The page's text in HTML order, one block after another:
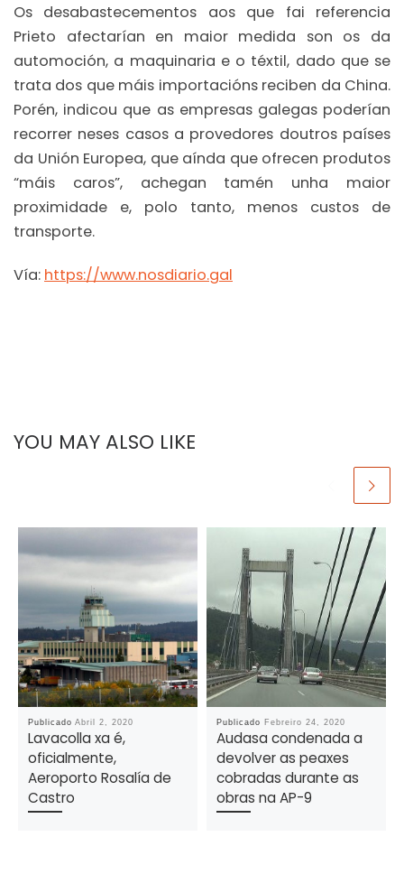
Os desabastecementos aos que fai referencia
Prieto afectarían en maior medida son os da
automoción, a maquinaria e o téxtil, dado que se
trata dos que máis importacións reciben da China.
Porén, indicou que as empresas galegas poderían
recorrer neses casos a provedores doutros países
da Unión Europea, que aínda que ofrecen produtos
“máis caros”, achegan tamén unha maior
proximidade e, polo tanto, menos custos de
transporte.
Vía: https://www.nosdiario.gal
YOU MAY ALSO LIKE
Publicado Abril 2, 2020
Lavacolla xa é,
oficialmente,
Aeroporto Rosalía de
Castro
Publicado Febreiro 24, 2020
Audasa condenada a
devolver as peaxes
cobradas durante as
obras na AP-9